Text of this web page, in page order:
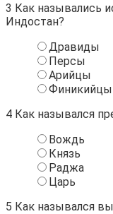
3 Как назывались
Индостан?
Дравиды
Персы
Арийцы
Финикийцы
4 Как назывался
Вождь
Князь
Раджа
Царь
5 Как назывался